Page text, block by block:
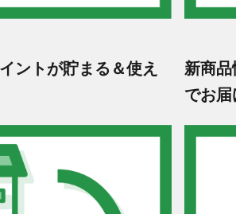
ントが貯まる＆使え
新商
でお届